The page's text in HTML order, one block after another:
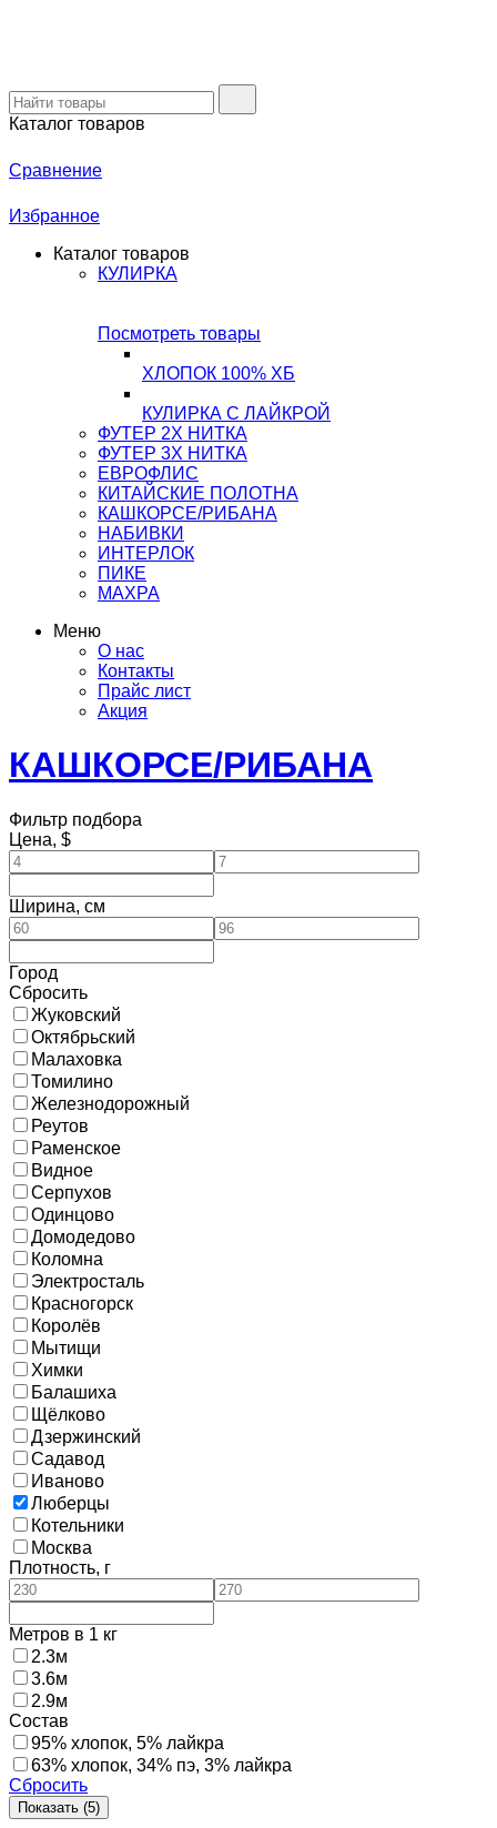
Каталог товаров
Сравнение
Избранное
Каталог товаров
КУЛИРКА
Посмотреть товары
ХЛОПОК 100% ХБ
КУЛИРКА С ЛАЙКРОЙ
ФУТЕР 2Х НИТКА
ФУТЕР 3Х НИТКА
ЕВРОФЛИС
КИТАЙСКИЕ ПОЛОТНА
КАШКОРСЕ/РИБАНА
НАБИВКИ
ИНТЕРЛОК
ПИКЕ
МАХРА
Меню
О нас
Контакты
Прайс лист
Акция
КАШКОРСЕ/РИБАНА
Фильтр подбора
Цена, $
Ширина, см
Город
Сбросить
Жуковский
Октябрьский
Малаховка
Томилино
Железнодорожный
Реутов
Раменское
Видное
Серпухов
Одинцово
Домодедово
Коломна
Электросталь
Красногорск
Королёв
Мытищи
Химки
Балашиха
Щёлково
Дзержинский
Садавод
Иваново
Люберцы
Котельники
Москва
Плотность, г
Метров в 1 кг
2.3м
3.6м
2.9м
Состав
95% хлопок, 5% лайкра
63% хлопок, 34% пэ, 3% лайкра
Сбросить
Показать (5)